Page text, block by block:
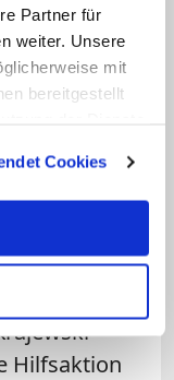
Partner für
weiter. Unsere
mit
bereitgestellt
Cookies
aller
Menschen,
im
der
Hilfsaktion